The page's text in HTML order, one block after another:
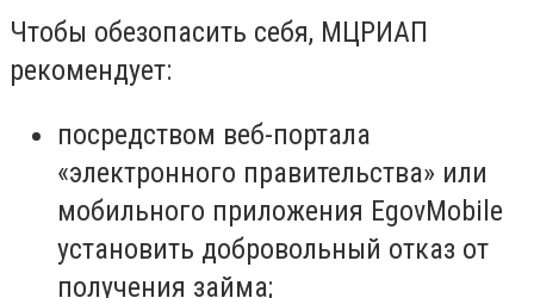
Чтобы обезопасить себя, МЦРИАП
рекомендует:
посредством веб-портала
«электронного правительства» или
мобильного приложения EgovMobile
установить добровольный отказ от
получения займа;